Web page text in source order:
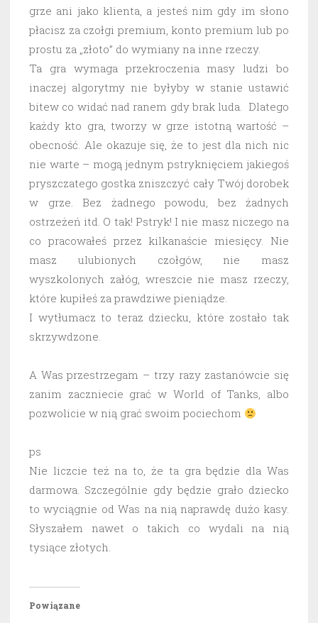
grze ani jako klienta, a jesteś nim gdy im słono
płacisz za czołgi premium, konto premium lub po
prostu za „złoto” do wymiany na inne rzeczy.
Ta gra wymaga przekroczenia masy ludzi bo
inaczej algorytmy nie byłyby w stanie ustawić
bitew co widać nad ranem gdy brak luda. Dlatego
każdy kto gra, tworzy w grze istotną wartość –
obecność. Ale okazuje się, że to jest dla nich nic
nie warte – mogą jednym pstryknięciem jakiegoś
pryszczatego gostka zniszczyć cały Twój dorobek
w grze. Bez żadnego powodu, bez żadnych
ostrzeżeń itd. O tak! Pstryk! I nie masz niczego na
co pracowałeś przez kilkanaście miesięcy. Nie
masz ulubionych czołgów, nie masz
wyszkolonych załóg, wreszcie nie masz rzeczy,
które kupiłeś za prawdziwe pieniądze.
I wytłumacz to teraz dziecku, które zostało tak
skrzywdzone.
A Was przestrzegam – trzy razy zastanówcie się
zanim zaczniecie grać w World of Tanks, albo
pozwolicie w nią grać swoim pociechom
ps
Nie liczcie też na to, że ta gra będzie dla Was
darmowa. Szczególnie gdy będzie grało dziecko
to wyciągnie od Was na nią naprawdę dużo kasy.
Słyszałem nawet o takich co wydali na nią
tysiące złotych.
Powiązane